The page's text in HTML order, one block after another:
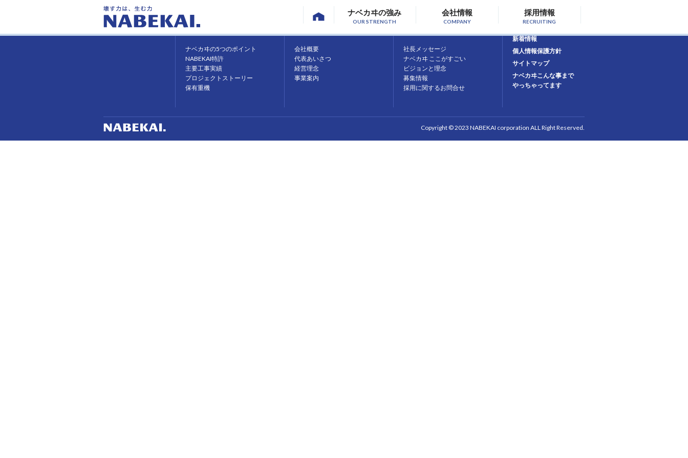
ナベカヰの強み
OUR STRENGTH
会社情報
COMPANY
採用情報
RECRUITING
ホーム ナベカヰの強み
ナベカヰの5つのポイント
NABEKAI特許
主要工事実績
プロジェクトストーリー
保有重機
会社概要
代表あいさつ
経営理念
事業案内
社長メッセージ
ナベカヰ ここがすごい
ビジョンと理念
募集情報
採用に関するお問合せ
新着情報
個人情報保護方針
サイトマップ
ナベカヰこんな事まで
やっちゃってます
Copyright © 2023 NABEKAI corporation ALL Right Reserved.